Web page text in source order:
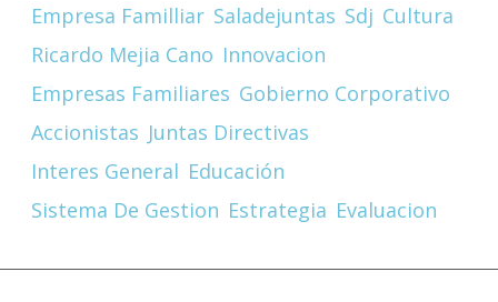
Empresa Familliar Saladejuntas Sdj Cultura
Ricardo Mejia Cano Innovacion
Empresas Familiares Gobierno Corporativo
Accionistas Juntas Directivas
Interes General Educación
Sistema De Gestion Estrategia Evaluacion